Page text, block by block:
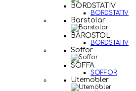
BORDSTATIV
BORDSTATIV
Barstolar
BAROSTOL
BORDSTATIV
Soffor
SOFFA
SOFFOR
Utemöbler